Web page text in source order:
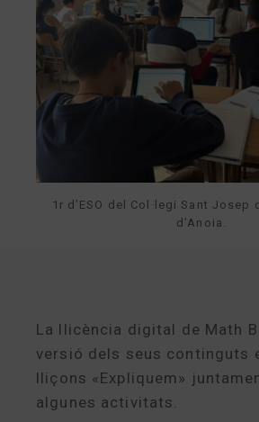
1r d’ESO del Col·legi Sant Josep
d’Anoia.
La llicència digital de Math
versió dels seus continguts
lliçons «Expliquem»
algunes activitats.